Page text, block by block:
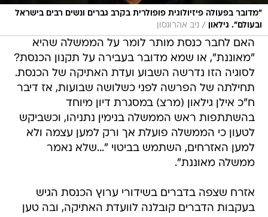
"מדובר בפעולה פיזיולוגית פופולרית בקרב גברים ונשים רבים בישראל
ובעולם". גילאון
/ ניב אהרונסון
האם לחבר כנסת מותר לומר על הממשלה שהיא
"מאוננת", או שמא מדובר בעבירה על תקנון הכנסת?
לסוגיה הזו נדרשה השבוע ועדת האתיקה של הכנסת.
תחילתה של הפרשה לפני כשלושה שבועות, אז דיבר
ח"כ אילן גילאון (מרצ) במסגרת דיון מיוחד
בהשתתפות ראש הממשלה בנימין נתניהו, וכשביקש
לטעון כי הממשלה פועלת אך ורק למען עצמה ולא
למען האזרחים, השתמש בביטוי "...שלא נאמר
ממשלה מאוננת".
אזרח שצפה בדברים בשידורי ערוץ הכנסת הגיש
בעקבות הדברים קובלנה לוועדת האתיקה, ובה טען